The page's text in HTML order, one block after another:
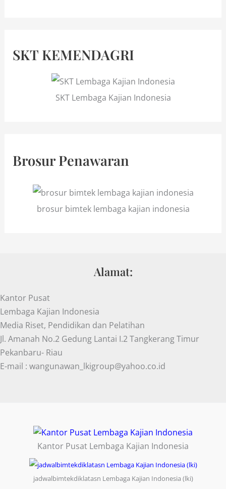
SKT KEMENDAGRI
SKT Lembaga Kajian Indonesia
Brosur Penawaran
brosur bimtek lembaga kajian indonesia
Alamat:
Kantor Pusat
Lembaga Kajian Indonesia
Media Riset, Pendidikan dan Pelatihan
Jl. Amanah No.2 Gedung Lantai I.2 Tangkerang Timur
Pekanbaru- Riau
E-mail : wangunawan_lkigroup@yahoo.co.id
Kantor Pusat Lembaga Kajian Indonesia
jadwalbimtekdiklatasn Lembaga Kajian Indonesia (lki)